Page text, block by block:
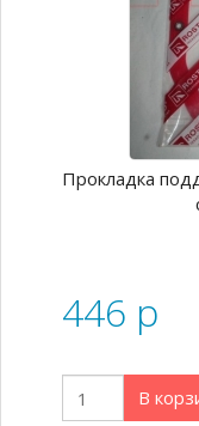
Прокладка
446 p
В